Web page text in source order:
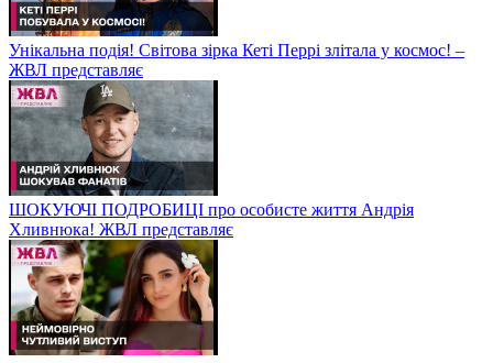
Унікальна подія! Світова зірка Кеті Перрі злітала у космос! –
ЖВЛ представляє
ШОКУЮЧІ ПОДРОБИЦІ про особисте життя Андрія
Хливнюка! ЖВЛ представляє